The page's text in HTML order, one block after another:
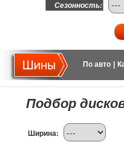
Сезонность:
По авто
Подбор
Ширина: